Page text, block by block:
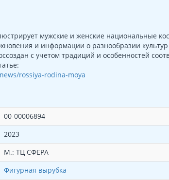
мужские и женские национальные
и информации о разнообразии
с учетом традиций и особенностей
rossiya-rodina-moya
00-00006894
2023
М.: ТЦ СФЕРА
Фигурная вырубка